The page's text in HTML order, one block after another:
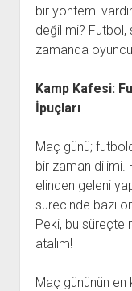
bir yöntemi
değil mi? Futbol,
zamanda
Kamp Kafesi:
İpuçları
Maç günü;
bir zaman dilimi.
elinden geleni
sürecinde bazı
Peki, bu süreçte
atalım!
Maç gününün en